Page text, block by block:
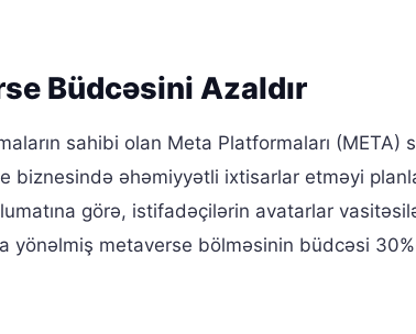
Büdcəsini Azaldır
sahibi olan Meta Platformaları (META)
əhəmiyyətli ixtisarlar etməyi
görə, istifadəçilərin avatarlar vasitəsilə
yönəlmiş metaverse bölməsinin büdcəsi